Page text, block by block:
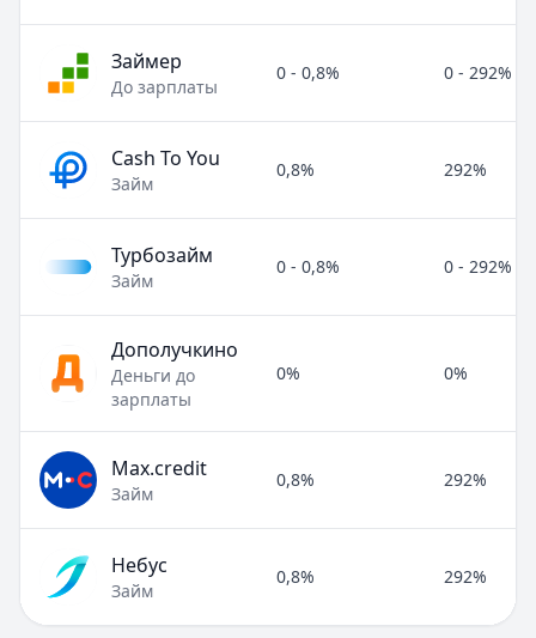
Займер
До зарплаты
0 - 0,8% 0 - 292%
Cash To You
Займ
0,8% 292%
Турбозайм
Займ
0 - 0,8% 0 - 292%
Дополучкино
Деньги до
зарплаты
0% 0%
Max.credit
Займ
0,8% 292%
Небус
Займ
0,8% 292%